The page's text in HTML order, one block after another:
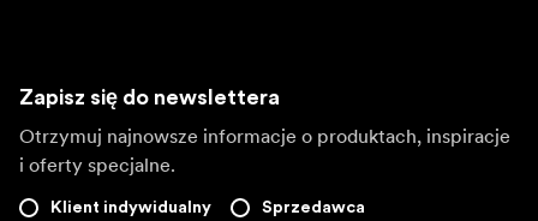
Zapisz się do newslettera
Otrzymuj najnowsze informacje o produktach, inspiracje
i oferty specjalne.
Klient indywidualny Sprzedawca